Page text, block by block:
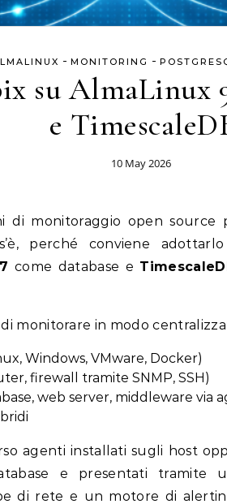
-MONITORING -
su AlmaLinux
e
10 May 2026
perché conviene
come database e
monitorare in modo
Windows, VMware, Docker)
firewall tramite SNMP, SSH)
web server, middleware via
agenti installati sugli host
e presentati tramite
di rete e un motore di